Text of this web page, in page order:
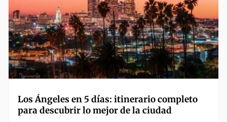
Los Ángeles en 5 días: itinerario completo
para descubrir lo mejor de la ciudad